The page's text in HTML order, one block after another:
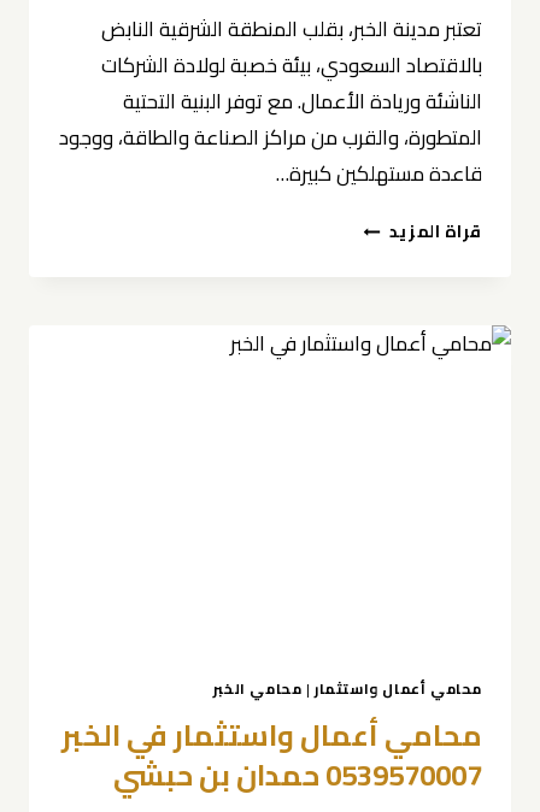
تعتبر مدينة الخبر، بقلب المنطقة الشرقية النابض
بالاقتصاد السعودي، بيئة خصبة لولادة الشركات
الناشئة وريادة الأعمال. مع توفر البنية التحتية
المتطورة، والقرب من مراكز الصناعة والطاقة، ووجود
قاعدة مستهلكين كبيرة…
قراة المزيد محامي
في
محامي أعمال واستثمار| محامي الخبر
محامي أعمال واستثمار في الخبر
0539570007 حمدان بن حبشي